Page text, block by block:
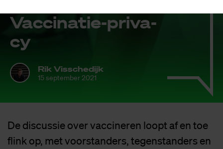
Vac­ci­na­tie-pri­va­
cy
Rik Visschedijk
15 september 2021
De discussie over vaccineren loopt af en toe
flink op, met voorstanders, tegenstanders en